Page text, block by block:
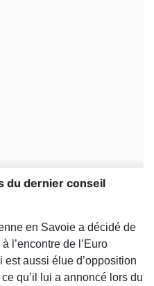
du dernier conseil
en Savoie a décidé de
l’encontre de l’Euro
aussi élue d’opposition
qu’il lui a annoncé lors du